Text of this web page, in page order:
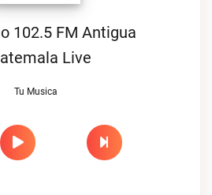
102.5 FM Antigua
Live
Tu Musica